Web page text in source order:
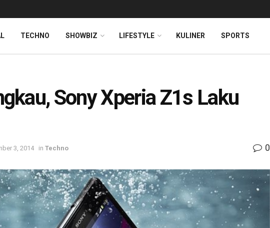
TECHNO SHOWBIZ LIFESTYLE KULINER SPORTS
Sony Xperia Z1s Laku
3, 2014 in Techno 0